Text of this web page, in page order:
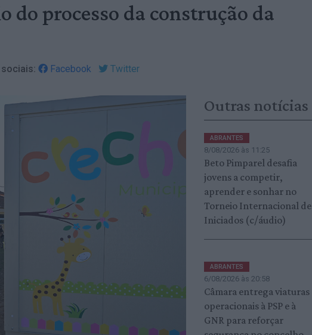
do processo da construção da
sociais: Facebook Twitter
Outras notícias
ABRANTES
8/08/2026 às 11:25
Beto Pimparel desafia
jovens a competir,
aprender e sonhar no
Torneio Internacional de
Iniciados (c/áudio)
ABRANTES
6/08/2026 às 20:58
Câmara entrega viaturas
operacionais à PSP e à
GNR para reforçar